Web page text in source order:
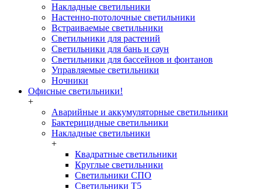
Накладные светильники
Настенно-потолочные светильники
Встраиваемые светильники
Светильники для растений
Светильники для бань и саун
Светильники для бассейнов и фонтанов
Управляемые светильники
Ночники
Офисные светильники!
+
Аварийные и аккумуляторные светильники
Бактерицидные светильники
Накладные светильники
+
Квадратные светильники
Круглые светильники
Светильники СПО
Светильники Т5